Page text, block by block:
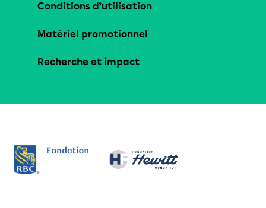
Conditions d’utilisation
Matériel promotionnel
Recherche et impact